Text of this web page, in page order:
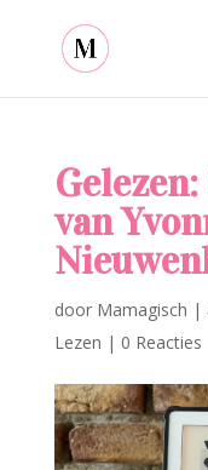
van
door Mamagisch |
Lezen | 0 Reacties